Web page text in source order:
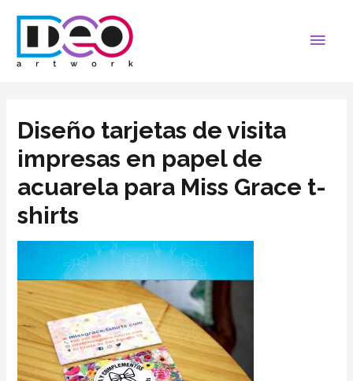
Diseño tarjetas de visita
impresas en papel de
acuarela para Miss Grace t-
shirts